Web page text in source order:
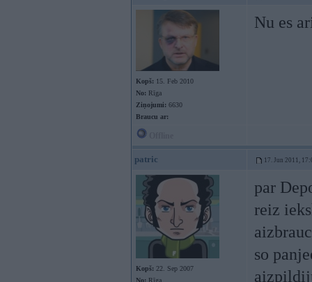
Kopš: 15. Feb 2010
No: Rīga
Ziņojumi: 6630
Braucu ar:
Nu es
patric 17. Jun 2011,
Kopš: 22. Sep 2007
No: Rīga
par
reiz
so